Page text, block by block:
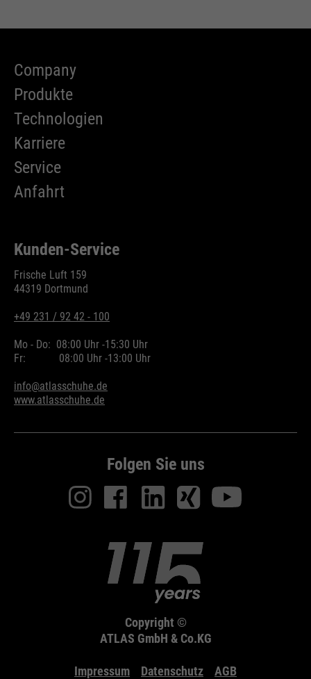
Company
Produkte
Technologien
Karriere
Service
Anfahrt
Kunden-Service
Frische Luft 159
44319 Dortmund
+49 231 / 92 42 - 100
Mo - Do: 08:00 Uhr -15:30 Uhr
Fr:
08:00 Uhr -13:00 Uhr
info@atlasschuhe.de
www.atlasschuhe.de
Folgen Sie uns
Copyright ©
ATLAS GmbH & Co.KG
Impressum Datenschutz AGB